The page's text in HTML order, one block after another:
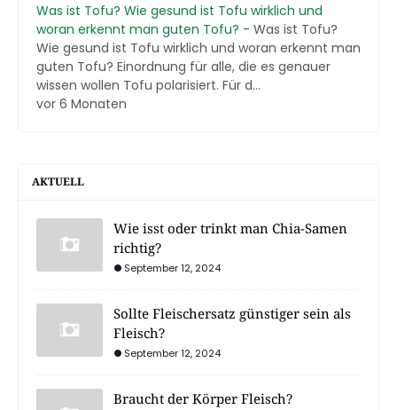
Was ist Tofu? Wie gesund ist Tofu wirklich und
woran erkennt man guten Tofu? - Was ist Tofu?
Wie gesund ist Tofu wirklich und woran erkennt man
guten Tofu? Einordnung für alle, die es genauer
wissen wollen Tofu polarisiert. Für d...
vor 6 Monaten
AKTUELL
Wie isst oder trinkt man Chia-Samen
richtig?
September 12, 2024
Sollte Fleischersatz günstiger sein als
Fleisch?
September 12, 2024
Braucht der Körper Fleisch?